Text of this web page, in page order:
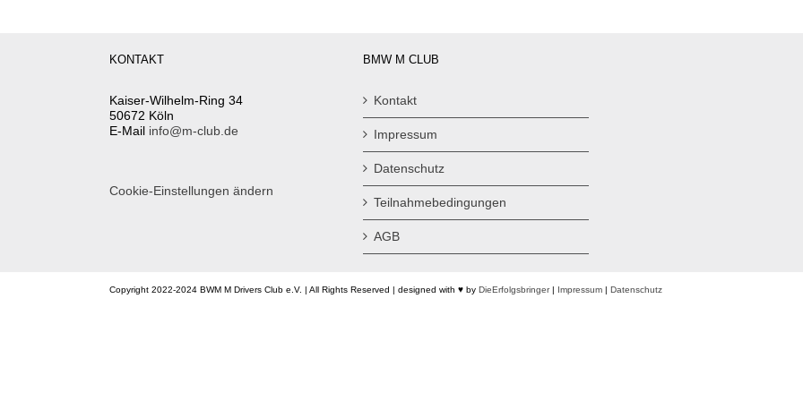
KONTAKT
Kaiser-Wilhelm-Ring 34
50672 Köln
E-Mail info@m-club.de
Cookie-Einstellungen ändern
BMW M CLUB
Kontakt
Impressum
Datenschutz
Teilnahmebedingungen
AGB
Copyright 2022-2024 BWM M Drivers Club e.V. | All Rights Reserved | designed with ♥ by DieErfolgsbringer| Impressum | Datenschutz